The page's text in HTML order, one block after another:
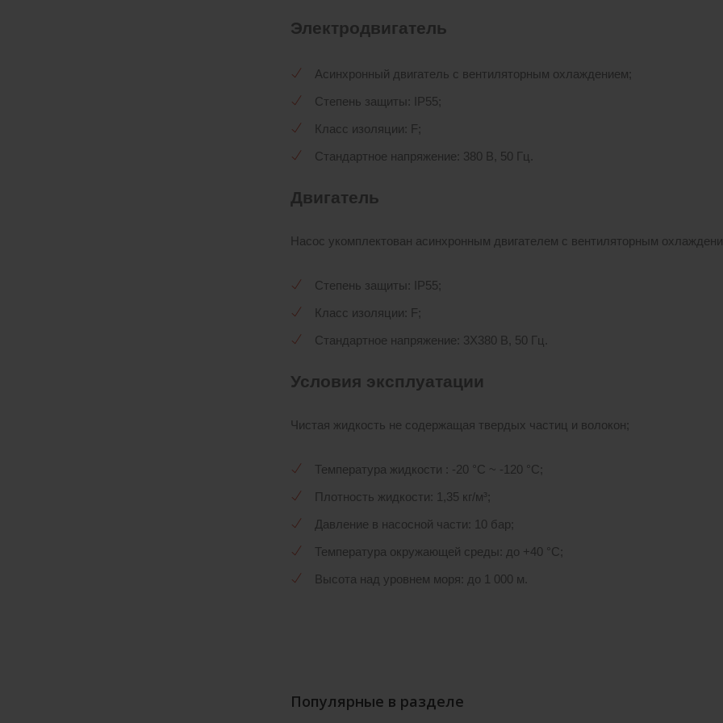
Электродвигатель
Асинхронный двигатель с вентиляторным охлаждением;
Степень защиты: IP55;
Класс изоляции: F;
Стандартное напряжение: 380 В, 50 Гц.
Двигатель
Насос укомплектован асинхронным двигателем с вентиляторным
Степень защиты: IP55;
Класс изоляции: F;
Стандартное напряжение: 3X380 В, 50 Гц.
Условия эксплуатации
Чистая жидкость не содержащая твердых частиц и волокон;
Температура жидкости : -20 °С ~ -120 °С;
Плотность жидкости: 1,35 кг/м³;
Давление в насосной части: 10 бар;
Температура окружающей среды: до +40 °С;
Высота над уровнем моря: до 1 000 м.
Популярные в разделе